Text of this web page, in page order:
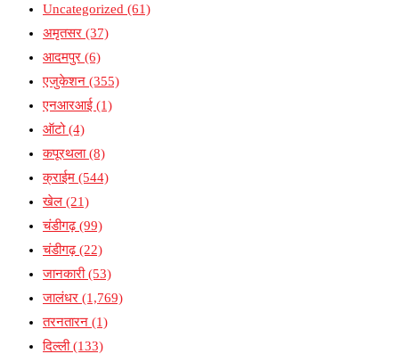
Uncategorized (61)
अमृतसर (37)
आदमपुर (6)
एजुकेशन (355)
एनआरआई (1)
ऑटो(4)
कपूरथला(8)
क्राईम (544)
खेल (21)
चंडीगढ़(99)
चंडीगढ़(22)
जानकारी(53)
जालंधर (1,769)
तरनतारन (1)
दिल्ली(133)